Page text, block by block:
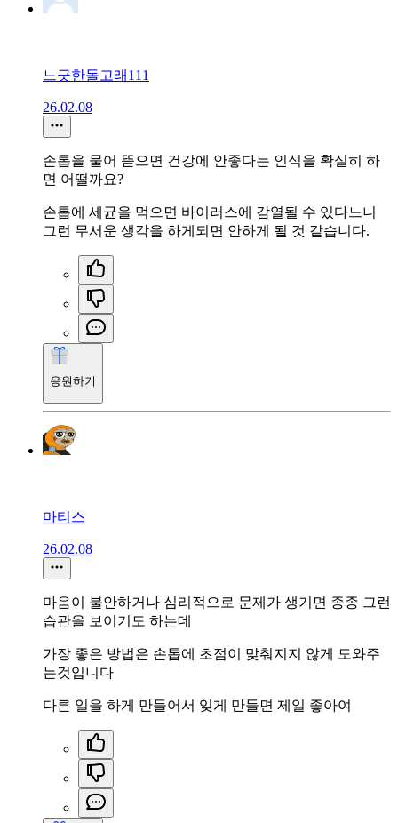
느긋한돌고래111
26.02.08
손톱을 물어 뜯으면 건강에 안좋다는 인식을 확실히 하
면 어떨까요?
손톱에 세균을 먹으면 바이러스에 감열될 수 있다느니
그런 무서운 생각을 하게되면 안하게 될 것 같습니다.
응원하기
마티스
26.02.08
마음이 불안하거나 심리적으로 문제가 생기면 종종 그런
습관을 보이기도 하는데
가장 좋은 방법은 손톱에 초점이 맞춰지지 않게 도와주
는것입니다
다른 일을 하게 만들어서 잊게 만들면 제일 좋아여